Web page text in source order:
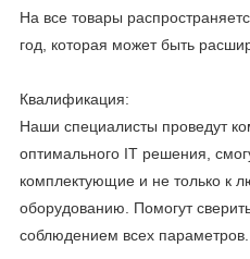
На все товары
год, которая может быть
Квалификация:
Наши специалисты проведут
оптимального IT решения,
комплектующие и не только к
оборудованию. Помогут
соблюдением всех